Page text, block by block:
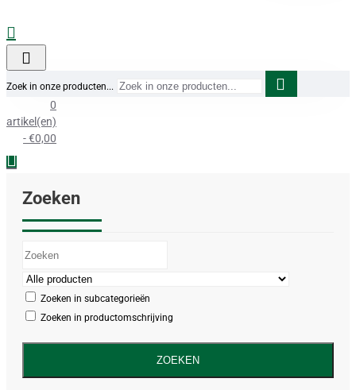
Zoek in onze producten...
0
artikel(en)
- €0,00
Zoeken
Zoeken in subcategorieën
Zoeken in productomschrijving
ZOEKEN